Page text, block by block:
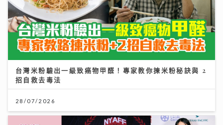
台灣米粉驗出一級致癌物甲醛！專家教你揀米粉秘訣與 2
招自救去毒法
28/07/2026